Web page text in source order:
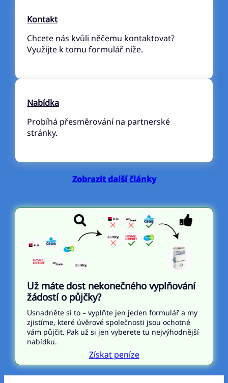
Kontakt
Chcete nás kvůli něčemu kontaktovat?
Využijte k tomu formulář níže.
Nabídka
Probíhá přesměrování na partnerské
stránky.
Zobrazit další články
Už máte dost nekonečného vyplňování
žádostí o půjčky?
Usnadněte si to – vyplňte jen jeden formulář a my
zjistíme, které úvěrové společnosti jsou ochotné
vám půjčit. Pak už si jen vyberete tu nejvýhodnější
nabídku.
Získat peníze